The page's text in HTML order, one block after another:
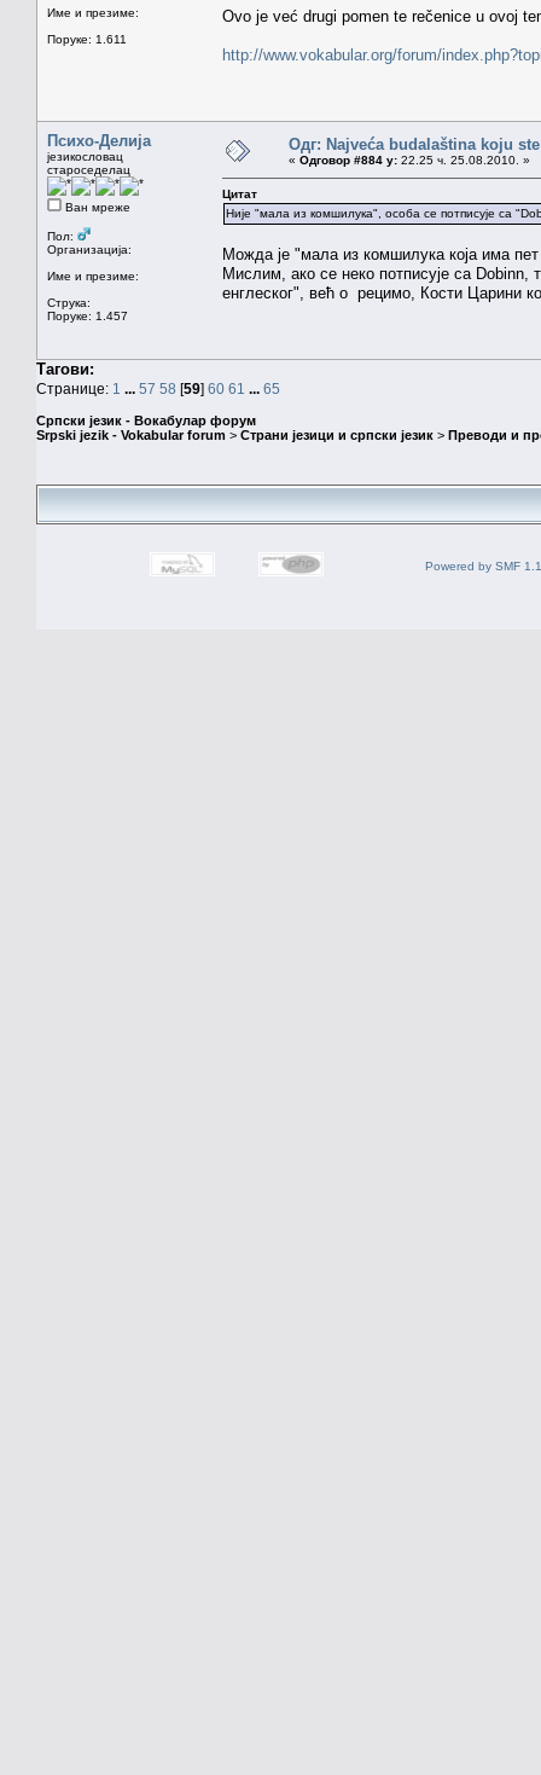
Име и презиме:
Поруке: 1.611
Ovo je već drugi pomen te rečenice u ovoj
http://www.vokabular.org/forum/
Психо-Делија
језикословац
староседелац
Ван мреже
Пол:
Организација:
Име и презиме:
Струка:
Поруке: 1.457
Одг: Najveća budalaština koju
« Одговор #884 у: 22.25 ч. 25.08.2010. »
Цитат
Није "мала из комшилука", особа се потписује са
Можда је "мала из комшилука која има пет
Мислим, ако се неко потписује са Dobinn,
енглеског", већ о рецимо, Кости Царини
Тагови:
Странице: 1 ... 57 58 [59] 60 61 ... 65
Српски језик - Вокабулар форум
Srpski jezik - Vokabular forum > Страни језици и српски језик > Преводи и
Powered by SMF